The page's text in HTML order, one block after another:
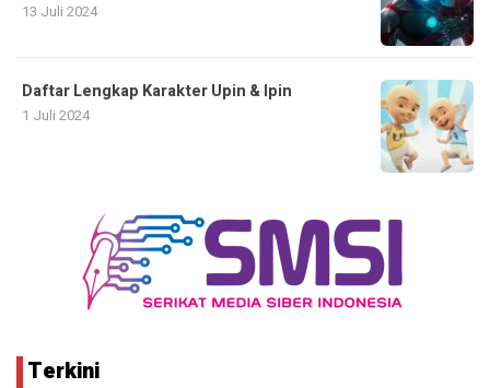
13 Juli 2024
Daftar Lengkap Karakter Upin & Ipin
1 Juli 2024
Terkini